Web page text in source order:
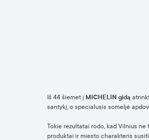
Iš 44 šiemet į MICHELIN gidą
santykį, o specialusis someljė
Tokie rezultatai rodo, kad Vilnius
produktai ir miesto charakteris